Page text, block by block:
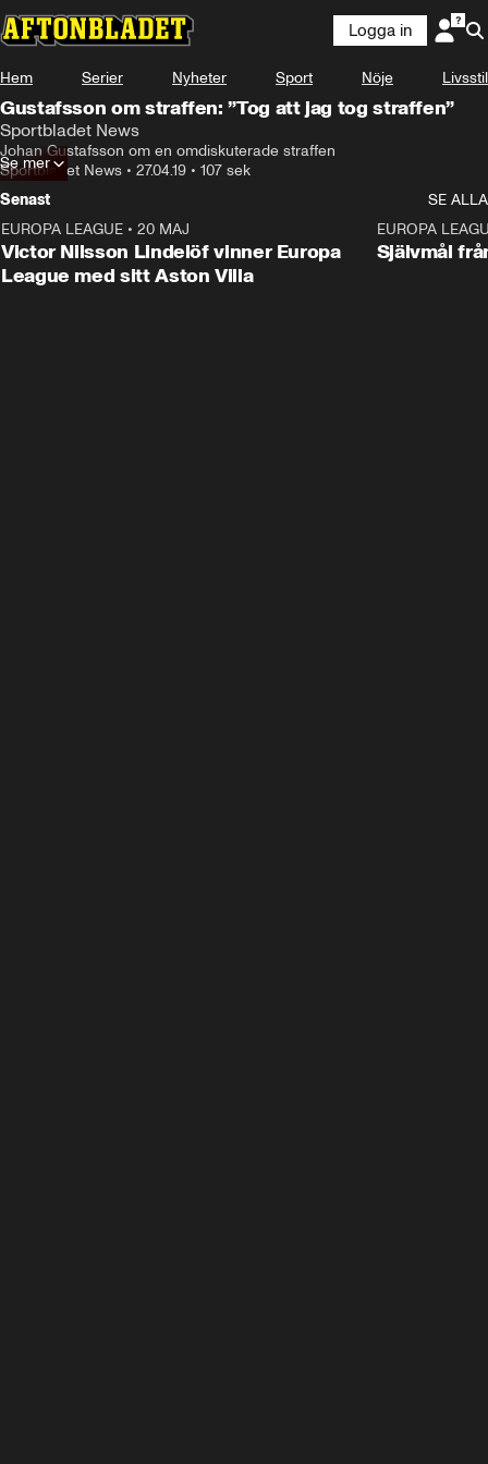
Logga in
Hem Serier Nyheter Sport Nöje Livsstil
Gustafsson om straffen: ”Tog att jag tog straffen”
Sportbladet News
Johan Gustafsson om en omdiskuterade straffen
Sportbladet News • 27.04.19 • 107 sek
Se mer
Senast
SE ALLA
EUROPA LEAGUE • 20 MAJ
Victor Nilsson Lindelöf vinner Europa
League med sitt Aston Villa
EUROPA
Självmål